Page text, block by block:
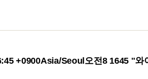
+0900Asia/Seoul오전8 1645 "와